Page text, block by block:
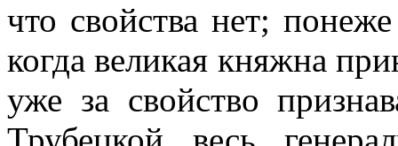
что свойства нет;
когда великая княжна
уже за свойство